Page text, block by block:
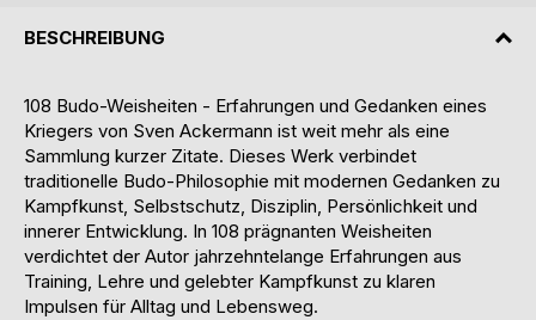
BESCHREIBUNG
108 Budo-Weisheiten - Erfahrungen und Gedanken eines
Kriegers von Sven Ackermann ist weit mehr als eine
Sammlung kurzer Zitate. Dieses Werk verbindet
traditionelle Budo-Philosophie mit modernen Gedanken zu
Kampfkunst, Selbstschutz, Disziplin, Persönlichkeit und
innerer Entwicklung. In 108 prägnanten Weisheiten
verdichtet der Autor jahrzehntelange Erfahrungen aus
Training, Lehre und gelebter Kampfkunst zu klaren
Impulsen für Alltag und Lebensweg.